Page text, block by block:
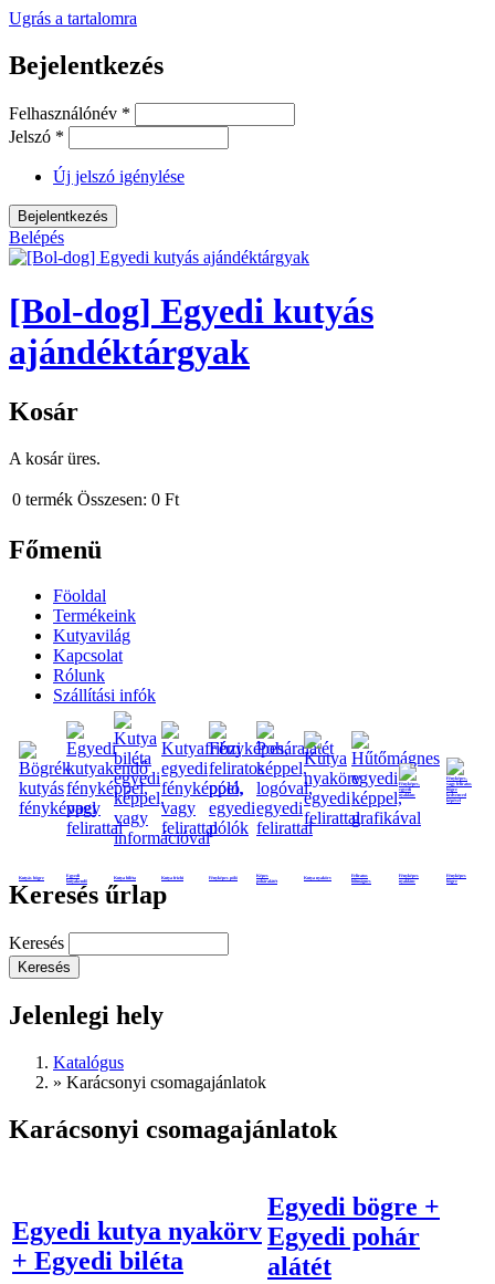
Ugrás a tartalomra
Bejelentkezés
Felhasználónév *
Jelszó *
Új jelszó igénylése
Belépés
[Bol-dog] Egyedi kutyás
ajándéktárgyak
Kosár
A kosár üres.
0 termék Összesen: 0 Ft
Főmenü
Föoldal
Termékeink
Kutyavilág
Kapcsolat
Rólunk
Szállítási infók
Kutyás bögre
Egyedi
kutyakendő
Kutya biléta Kutya frizbi Fényképes póló
Képes
poháralátét
Kutya nyakörv
Feliratos
hűtmágnes
Fényképes
nyaklánc
Fényképes
bögre
Keresés űrlap
Keresés
Jelenlegi hely
Katalógus
» Karácsonyi csomagajánlatok
Karácsonyi csomagajánlatok
Egyedi kutya nyakörv
+ Egyedi biléta
Egyedi bögre +
Egyedi pohár
alátét